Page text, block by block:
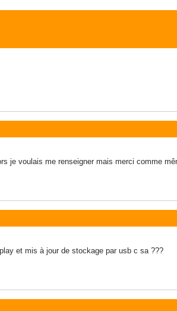
je voulais me renseigner mais merci comme
et mis à jour de stockage par usb c sa ???